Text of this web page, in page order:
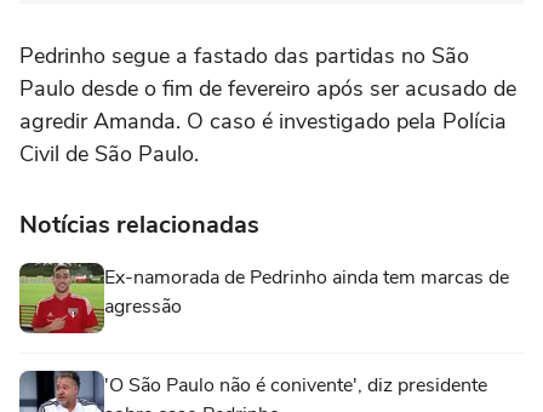
Pedrinho segue a fastado das partidas no São
Paulo desde o fim de fevereiro após ser acusado de
agredir Amanda. O caso é investigado pela Polícia
Civil de São Paulo.
Notícias relacionadas
Ex-namorada de Pedrinho ainda tem marcas de
agressão
'O São Paulo não é conivente', diz presidente